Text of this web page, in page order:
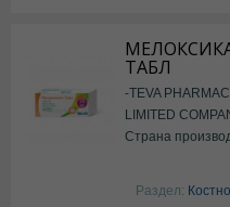
ТАБЛ
-TEVA
LIMITED
Страна
Раздел: